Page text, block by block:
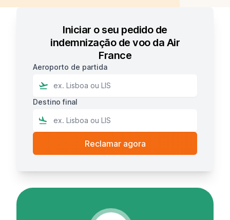
Iniciar o seu pedido de
indemnização de voo da Air
France
Aeroporto de partida
Destino final